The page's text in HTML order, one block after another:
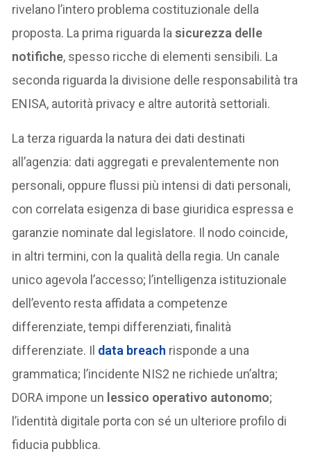
rivelano l’intero problema costituzionale della
proposta. La prima riguarda lasicurezza delle
notifiche, spesso ricche di elementi sensibili. La
seconda riguarda la divisione delle responsabilità tra
ENISA, autorità privacy e altre autorità settoriali.
La terza riguarda la natura dei dati destinati
all’agenzia: dati aggregati e prevalentemente non
personali, oppure flussi più intensi di dati personali,
con correlata esigenza di base giuridica espressa e
garanzie nominate dal legislatore. Il nodo coincide,
in altri termini, con la qualità della regia. Un canale
unico agevola l’accesso; l’intelligenza istituzionale
dell’evento resta affidata a competenze
differenziate, tempi differenziati, finalità
differenziate. Il data breach risponde a una
grammatica; l’incidente NIS2 ne richiede un’altra;
DORA impone un lessico operativo autonomo;
l’identità digitale porta con sé un ulteriore profilo di
fiducia pubblica.